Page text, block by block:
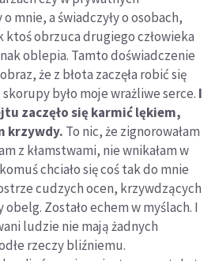
mnie, a świadczyły o osobach,
ktoś obrzuca drugiego człowieka
oblepia. Tamto doświadczenie
że z błota zaczęła robić się
było moje wrażliwe serce. I
zaczęło się karmić lękiem,
krzywdy. To nic, że zignorowałam
z kłamstwami, nie wnikałam w
chciało się coś tak do mnie
cudzych ocen, krzywdzących
Zostało echem w myślach. I
ludzie nie mają żadnych
rzeczy bliźniemu.